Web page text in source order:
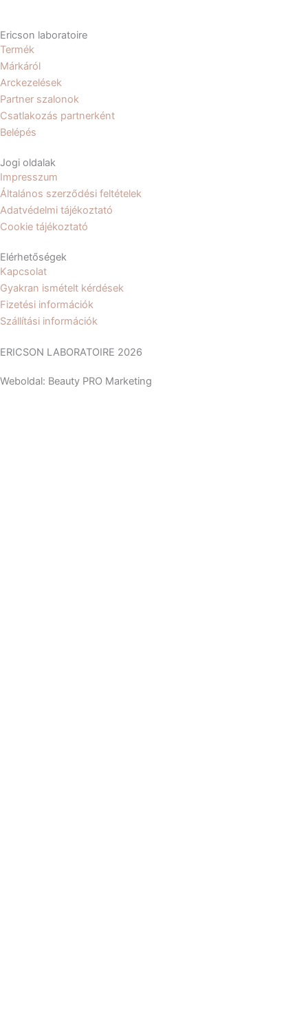
b
o
o
k
a
r
a
m
Ericson laboratoire
Termék
Márkáról
Arckezelések
Partner szalonok
Csatlakozás partnerként
Belépés
Jogi oldalak
Impresszum
Általános szerződési feltételek
Adatvédelmi tájékoztató
Cookie tájékoztató
Elérhetőségek
Kapcsolat
Gyakran ismételt kérdések
Fizetési információk
Szállítási információk
ERICSON LABORATOIRE 2026
Weboldal: Beauty PRO Marketing